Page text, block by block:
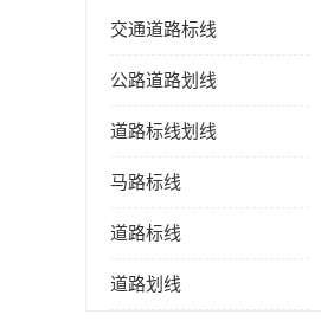
交通道路标线
公路道路划线
道路标线划线
马路标线
道路标线
道路划线